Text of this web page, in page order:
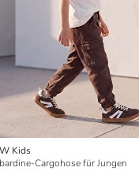
Kids
Cargohose für Jungen